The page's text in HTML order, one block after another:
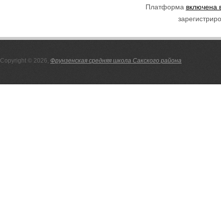
Платформа включена
Copyright © 2026, Фрунзенская средняя школа Сакского района